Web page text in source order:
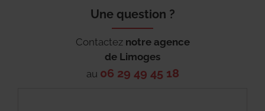
Une question ?
Contactez notre agence
de Limoges
au 06 29 49 45 18